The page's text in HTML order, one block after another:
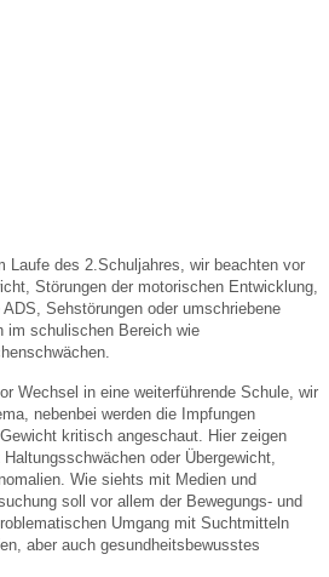
des 2.Schuljahres, wir beachten vor
Störungen der motorischen Entwicklung,
Sehstörungen oder umschriebene
im schulischen Bereich wie
Wechsel in eine weiterführende Schule, wir
nebenbei werden die Impfungen
kritisch angeschaut. Hier zeigen
oder Übergewicht,
Wie siehts mit Medien und
soll vor allem der Bewegungs- und
Umgang mit Suchtmitteln
aber auch gesundheitsbewusstes